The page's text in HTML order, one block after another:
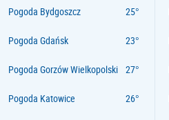
Pogoda Bydgoszcz
Pogoda Gdańsk
Pogoda Gorzów Wielkopolski
Pogoda Katowice